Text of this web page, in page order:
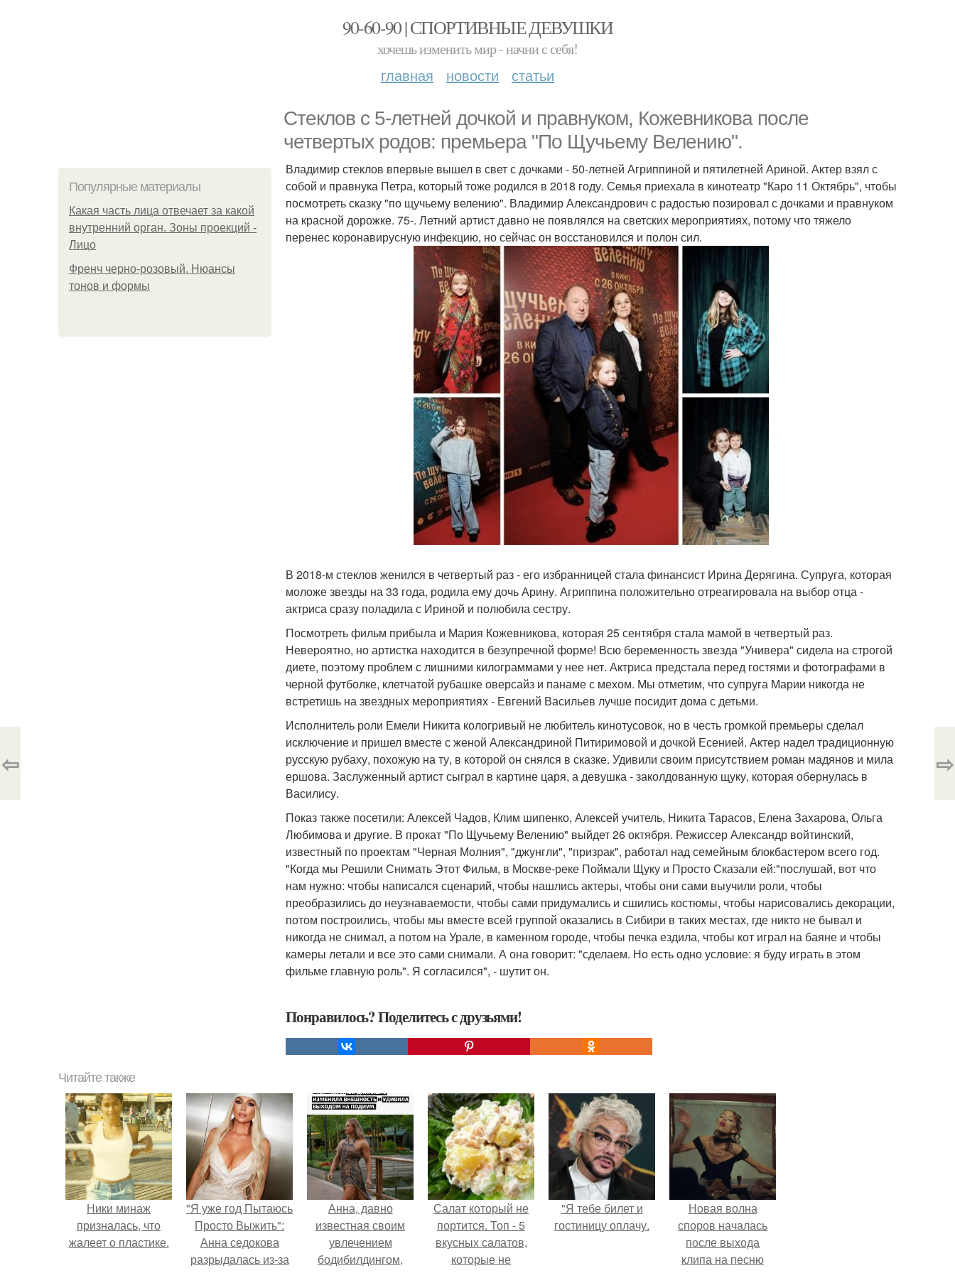
90-60-90 | СПОРТИВНЫЕ ДЕВУШКИ
хочешь изменить мир - начни с себя!
главная новости статьи
Стеклов с 5-летней дочкой и правнуком, Кожевникова после
четвертых родов: премьера "По Щучьему Велению".
Популярные материалы
Какая часть лица отвечает за какой
внутренний орган. Зоны проекций -
Лицо
Френч черно-розовый. Нюансы
тонов и формы
Владимир стеклов впервые вышел в свет с дочками - 50-летней Агриппиной и пятилетней Ариной. Актер взял с
собой и правнука Петра, который тоже родился в 2018 году. Семья приехала в кинотеатр "Каро 11 Октябрь", чтобы
посмотреть сказку "по щучьему велению". Владимир Александрович с радостью позировал с дочками и правнуком
на красной дорожке. 75-. Летний артист давно не появлялся на светских мероприятиях, потому что тяжело
перенес коронавирусную инфекцию, но сейчас он восстановился и полон сил.
В 2018-м стеклов женился в четвертый раз - его избранницей стала финансист Ирина Дерягина. Супруга, которая
моложе звезды на 33 года, родила ему дочь Арину. Агриппина положительно отреагировала на выбор отца -
актриса сразу поладила с Ириной и полюбила сестру.
Посмотреть фильм прибыла и Мария Кожевникова, которая 25 сентября стала мамой в четвертый раз.
Невероятно, но артистка находится в безупречной форме! Всю беременность звезда "Универа" сидела на строгой
диете, поэтому проблем с лишними килограммами у нее нет. Актриса предстала перед гостями и фотографами в
черной футболке, клетчатой рубашке оверсайз и панаме с мехом. Мы отметим, что супруга Марии никогда не
встретишь на звездных мероприятиях - Евгений Васильев лучше посидит дома с детьми.
Исполнитель роли Емели Никита кологривый не любитель кинотусовок, но в честь громкой премьеры сделал
исключение и пришел вместе с женой Александриной Питиримовой и дочкой Есенией. Актер надел традиционную
русскую рубаху, похожую на ту, в которой он снялся в сказке. Удивили своим присутствием роман мадянов и мила
ершова. Заслуженный артист сыграл в картине царя, а девушка - заколдованную щуку, которая обернулась в
Василису.
Показ также посетили: Алексей Чадов, Клим шипенко, Алексей учитель, Никита Тарасов, Елена Захарова, Ольга
Любимова и другие. В прокат "По Щучьему Велению" выйдет 26 октября. Режиссер Александр войтинский,
известный по проектам "Черная Молния", "джунгли", "призрак", работал над семейным блокбастером всего год.
"Когда мы Решили Снимать Этот Фильм, в Москве-реке Поймали Щуку и Просто Сказали ей:"послушай, вот что
нам нужно: чтобы написался сценарий, чтобы нашлись актеры, чтобы они сами выучили роли, чтобы
преобразились до неузнаваемости, чтобы сами придумались и сшились костюмы, чтобы нарисовались декорации,
потом построились, чтобы мы вместе всей группой оказались в Сибири в таких местах, где никто не бывал и
никогда не снимал, а потом на Урале, в каменном городе, чтобы печка ездила, чтобы кот играл на баяне и чтобы
камеры летали и все это сами снимали. А она говорит: "сделаем. Но есть одно условие: я буду играть в этом
фильме главную роль". Я согласился", - шутит он.
Понравилось? Поделитесь с друзьями!
⇦ ⇨
Читайте также
Ники минаж
призналась, что
жалеет о пластике.
"Я уже год Пытаюсь
Просто Выжить":
Анна седокова
разрыдалась из-за
Анна, давно
известная своим
увлечением
бодибилдингом,
Салат который не
портится. Топ - 5
вкусных салатов,
которые не
"Я тебе билет и
гостиницу оплачу.
Новая волна
споров началась
после выхода
клипа на песню